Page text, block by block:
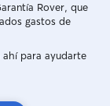
Rover, que
gastos de
ahí para ayudarte